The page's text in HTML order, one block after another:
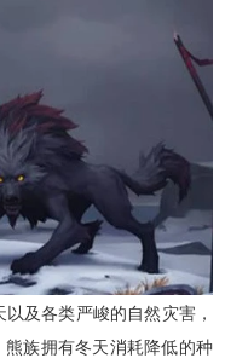
及各类严峻的自然灾害，
族拥有冬天消耗降低的种